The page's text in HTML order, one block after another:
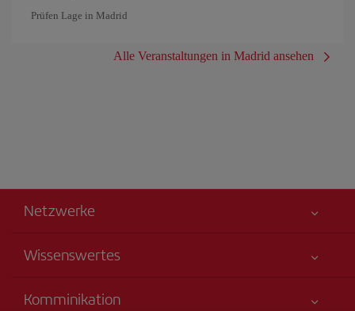
Prüfen Lage in Madrid
Alle Veranstaltungen in Madrid ansehen
Netzwerke
Wissenswertes
Erklärung zur Barrierefreiheit
Komminikation